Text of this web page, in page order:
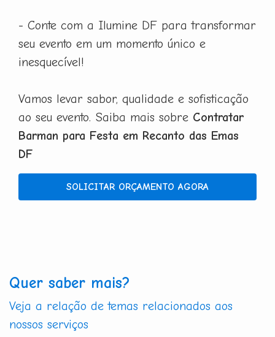
- Conte com a Ilumine DF para transformar
seu evento em um momento único e
inesquecível!
Vamos levar sabor, qualidade e sofisticação
ao seu evento. Saiba mais sobre Contratar
Barman para Festa em Recanto das Emas
DF
SOLICITAR ORÇAMENTO AGORA
Quer saber mais?
Veja a relação de temas relacionados aos
nossos serviços